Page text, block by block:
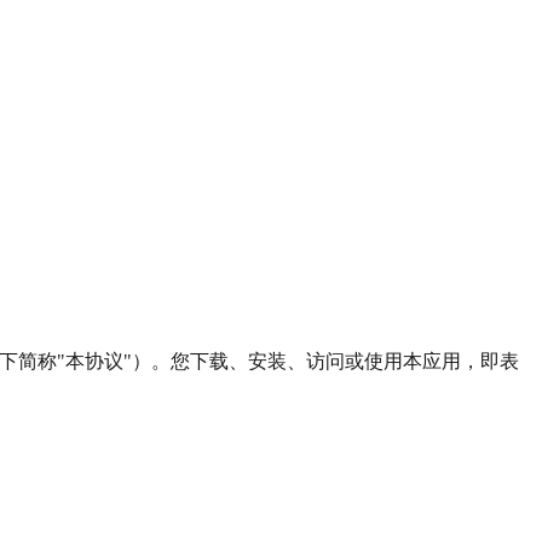
简称"本协议"）。您下载、安装、访问或使用本应用，即表